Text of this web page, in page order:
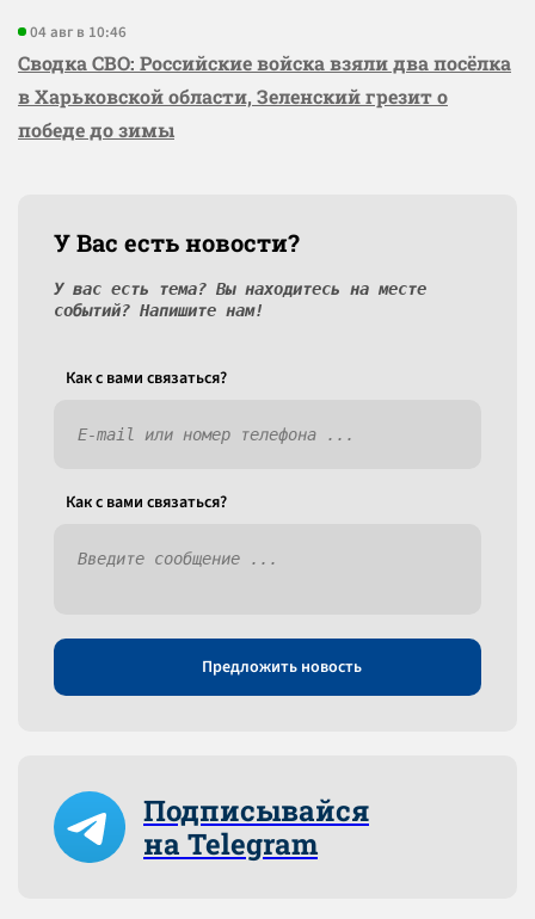
04 авг в 10:46
Сводка СВО: Российские войска взяли два посёлка
в Харьковской области, Зеленский грезит о
победе до зимы
У Вас есть новости?
У вас есть тема? Вы находитесь на месте
событий? Напишите нам!
Как c вами связаться?
Как c вами связаться?
Предложить новость
Подписывайся
на Telegram